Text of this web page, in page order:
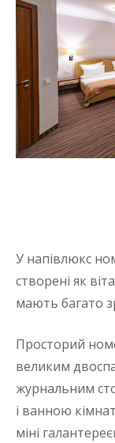
У напівлюкс
створені як
мають багато
Просторий
великим
журнальним
і ванною
міні